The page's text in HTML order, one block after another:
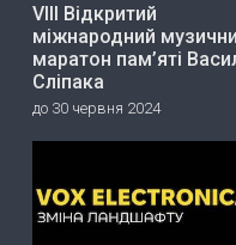
VIII Відкритий
міжнародний
маратон пам’яті
Сліпака
до 30 червня 2024